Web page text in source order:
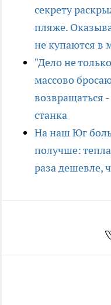
секрету
пляже.
не купаются в
"Дело не
массово
возвращаться
станка
На наш Юг
получше:
раза дешевле,